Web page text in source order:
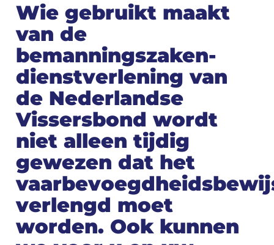
Wie gebruikt maakt
van de
bemanningszaken-
dienstverlening van
de Nederlandse
Vissersbond wordt
niet alleen tijdig
gewezen dat het
verlengd moet
worden. Ook kunnen